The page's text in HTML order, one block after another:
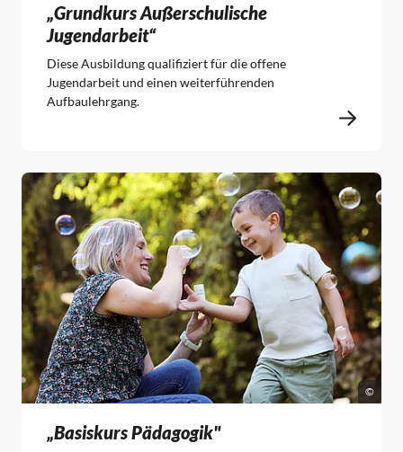
„Grundkurs Außerschulische
Jugendarbeit“
Diese Ausbildung qualifiziert für die offene
Jugendarbeit und einen weiterführenden
Aufbaulehrgang.
©
„Basiskurs Pädagogik"